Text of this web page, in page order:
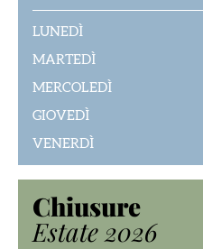
LUNEDÌ
MARTEDÌ
MERCOLEDÌ
GIOVEDÌ
VENERDÌ
Chiusure
Estate 2026